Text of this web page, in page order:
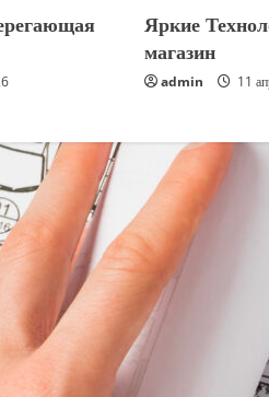
Яркие
магазин
admin 11